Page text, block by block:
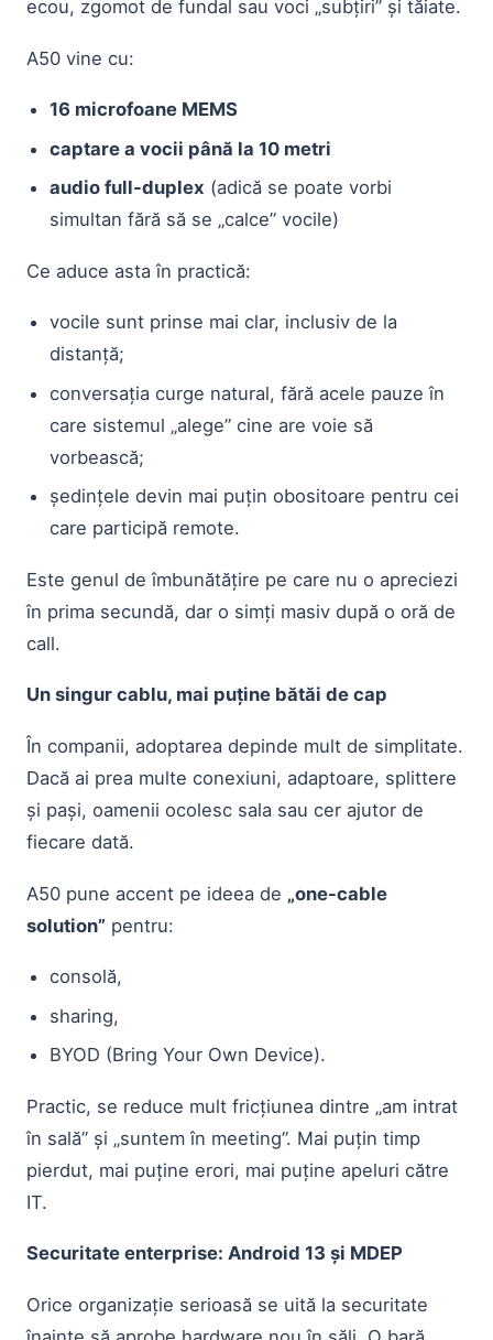
ecou, zgomot de fundal sau voci „subțiri” și tăiate.
A50 vine cu:
16 microfoane MEMS
captare a vocii până la 10 metri
audio full-duplex (adică se poate vorbi
simultan fără să se „calce” vocile)
Ce aduce asta în practică:
vocile sunt prinse mai clar, inclusiv de la
distanță;
conversația curge natural, fără acele pauze în
care sistemul „alege” cine are voie să
vorbească;
ședințele devin mai puțin obositoare pentru cei
care participă remote.
Este genul de îmbunătățire pe care nu o apreciezi
în prima secundă, dar o simți masiv după o oră de
call.
Un singur cablu, mai puține bătăi de cap
În companii, adoptarea depinde mult de simplitate.
Dacă ai prea multe conexiuni, adaptoare, splittere
și pași, oamenii ocolesc sala sau cer ajutor de
fiecare dată.
A50 pune accent pe ideea de „one-cable
solution” pentru:
consolă,
sharing,
BYOD (Bring Your Own Device).
Practic, se reduce mult fricțiunea dintre „am intrat
în sală” și „suntem în meeting”. Mai puțin timp
pierdut, mai puține erori, mai puține apeluri către
IT.
Securitate enterprise: Android 13 și MDEP
Orice organizație serioasă se uită la securitate